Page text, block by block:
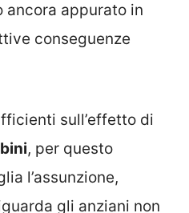
ancora appurato in
conseguenze
sull’effetto di
, per questo
l’assunzione,
gli anziani non